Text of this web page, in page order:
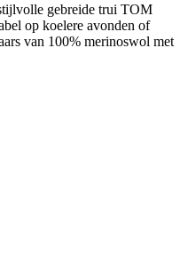
gebreide trui TOM
op koelere avonden of
van 100% merinoswol met